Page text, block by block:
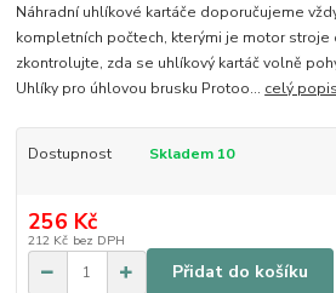
Náhradní uhlíkové kartáče doporučujeme
kompletních počtech, kterými je motor stroje
zkontrolujte, zda se uhlíkový kartáč volně
Uhlíky pro úhlovou brusku Protoo... celý popis
Dostupnost Skladem 10
256 Kč
212 Kč bez DPH
Přidat do košíku